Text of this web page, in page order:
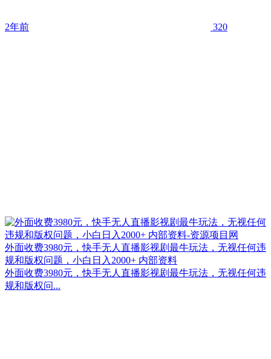
2年前 320
外面收费3980元，快手无人直播影视剧最牛玩法，无视任何违
规和版权问题，小白日入2000+ 内部资料
外面收费3980元，快手无人直播影视剧最牛玩法，无视任何违
规和版权问...